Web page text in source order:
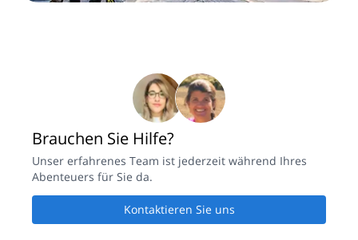
Brauchen Sie Hilfe?
Unser erfahrenes Team ist jederzeit während Ihres
Abenteuers für Sie da.
Kontaktieren Sie uns